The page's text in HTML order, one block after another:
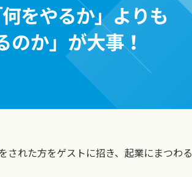
された方をゲストに招き、起業にまつわる